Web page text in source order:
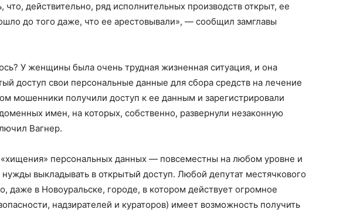
что, действительно, ряд исполнительных производств открыт, ее
до того даже, что ее арестовывали», — сообщил замглавы
У женщины была очень трудная жизненная ситуация, и она
доступ свои персональные данные для сбора средств на лечение
мошенники получили доступ к ее данным и зарегистрировали
имен, на которых, собственно, развернули незаконную
Вагнер.
персональных данных — повсеместны на любом уровне и
выкладывать в открытый доступ. Любой депутат местячкового
даже в Новоуральске, городе, в котором действует огромное
надзирателей и кураторов) имеет возможность получить